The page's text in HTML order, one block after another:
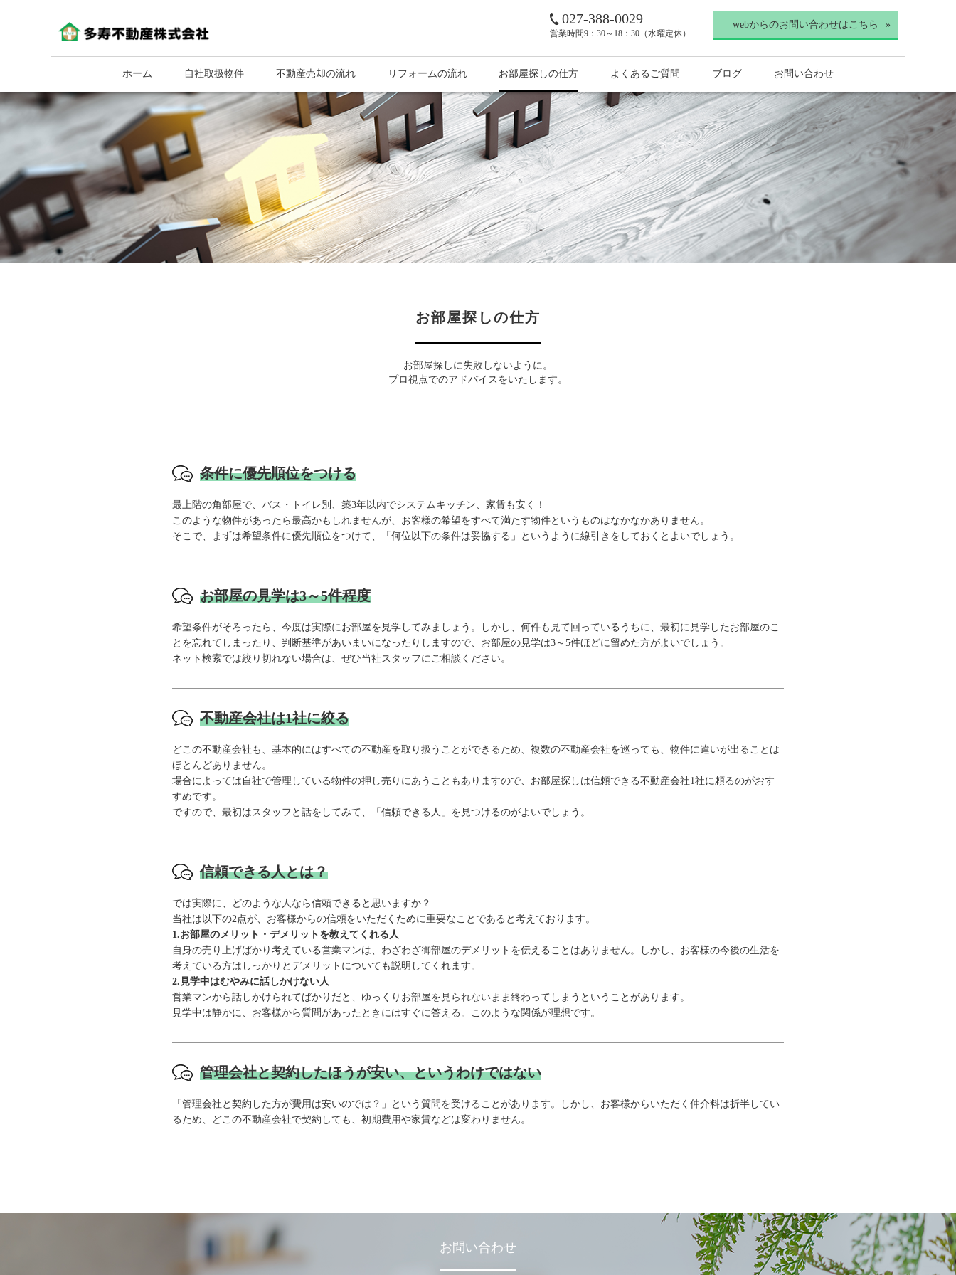
027-388-0029
営業時間9：30～18：30（水曜定休）
webからのお問い合わせはこちら
ホーム 自社取扱物件 不動産売却の流れ リフォームの流れ お部屋探しの仕方 よくあるご質問 ブログ お問い合わせ
お部屋探しの仕方
お部屋探しに失敗しないように。
プロ視点でのアドバイスをいたします。
条件に優先順位をつける
最上階の角部屋で、バス・トイレ別、築3年以内でシステムキッチン、家賃も安く！
このような物件があったら最高かもしれませんが、お客様の希望をすべて満たす物件というものはなかなかありません。
そこで、まずは希望条件に優先順位をつけて、「何位以下の条件は妥協する」というように線引きをしておくとよいでしょう。
お部屋の見学は3～5件程度
希望条件がそろったら、今度は実際にお部屋を見学してみましょう。しかし、何件も見て回っているうちに、最初に見学したお部屋のこ
とを忘れてしまったり、判断基準があいまいになったりしますので、お部屋の見学は3～5件ほどに留めた方がよいでしょう。
ネット検索では絞り切れない場合は、ぜひ当社スタッフにご相談ください。
不動産会社は1社に絞る
どこの不動産会社も、基本的にはすべての不動産を取り扱うことができるため、複数の不動産会社を巡っても、物件に違いが出ることは
ほとんどありません。
場合によっては自社で管理している物件の押し売りにあうこともありますので、お部屋探しは信頼できる不動産会社1社に頼るのがおす
すめです。
ですので、最初はスタッフと話をしてみて、「信頼できる人」を見つけるのがよいでしょう。
信頼できる人とは？
では実際に、どのような人なら信頼できると思いますか？
当社は以下の2点が、お客様からの信頼をいただくために重要なことであると考えております。
1.お部屋のメリット・デメリットを教えてくれる人
自身の売り上げばかり考えている営業マンは、わざわざ御部屋のデメリットを伝えることはありません。しかし、お客様の今後の生活を
考えている方はしっかりとデメリットについても説明してくれます。
2.見学中はむやみに話しかけない人
営業マンから話しかけられてばかりだと、ゆっくりお部屋を見られないまま終わってしまうということがあります。
見学中は静かに、お客様から質問があったときにはすぐに答える。このような関係が理想です。
管理会社と契約したほうが安い、というわけではない
「管理会社と契約した方が費用は安いのでは？」という質問を受けることがあります。しかし、お客様からいただく仲介料は折半してい
るため、どこの不動産会社で契約しても、初期費用や家賃などは変わりません。
お問い合わせ